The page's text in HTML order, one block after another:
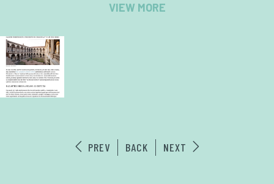
VIEW MORE
PREV BACK NEXT